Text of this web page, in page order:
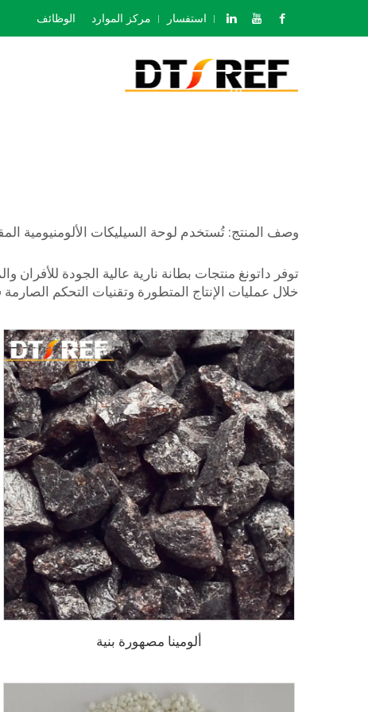
استفسار مركز الموارد الوظائف
وصف المنتج: تُستخدم لوحة السيليكات الألومنيومية
توفر داتونغ منتجات بطانة نارية عالية الجودة
خلال عمليات الإنتاج المتطورة وتقنيات التحكم
ألومينا مصهورة بنية